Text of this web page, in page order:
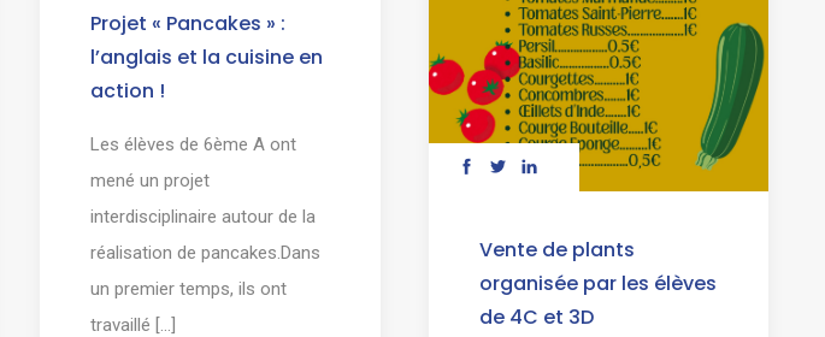
Projet « Pancakes » :
l’anglais et la cuisine en
action !
Les élèves de 6ème A ont
mené un projet
interdisciplinaire autour de la
réalisation de pancakes.Dans
un premier temps, ils ont
travaillé [...]
Vente de plants
organisée par les élèves
de 4C et 3D